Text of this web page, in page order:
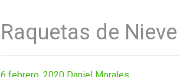
Raquetas de